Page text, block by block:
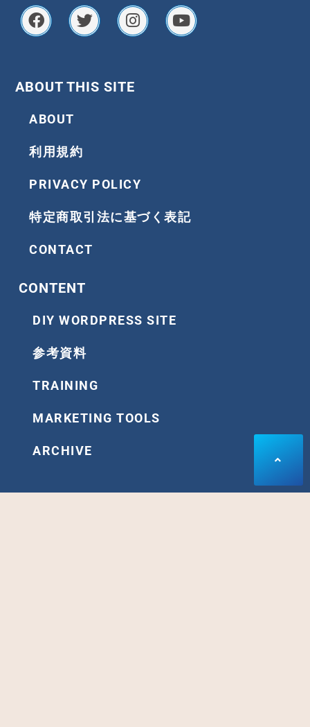
a
c
o
o
k
w
i
e
r
n
s
g
r
o
u
ABOUT THIS SITE
ABOUT
利用規約
PRIVACY POLICY
特定商取引法に基づく表記
CONTACT
CONTENT
DIY WORDPRESS SITE
参考資料
TRAINING
MARKETING TOOLS
ARCHIVE